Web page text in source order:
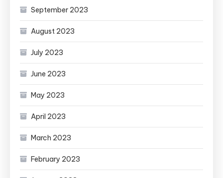
September 2023
August 2023
July 2023
June 2023
May 2023
April 2023
March 2023
February 2023